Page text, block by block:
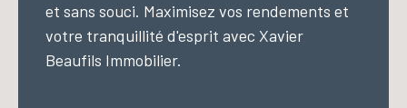
et sans souci. Maximisez vos rendements et
votre tranquillité d'esprit avec Xavier
Beaufils Immobilier.